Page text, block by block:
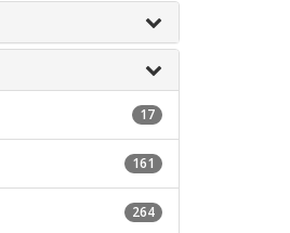
17
161
264